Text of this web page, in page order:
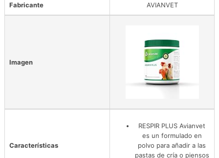
Fabricante AVIANVET
Imagen
Características
RESPIR PLUS Avianvet
es un formulado en
polvo para añadir a las
pastas de cría o piensos